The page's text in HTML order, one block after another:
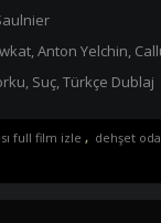
,Anton Yelchin,
, Suç,Türkçe Dublaj
full film izle , dehşet